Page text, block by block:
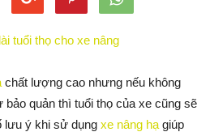
chất lượng cao nhưng nếu không
quản thì tuổi thọ của xe cũng sẽ
lưu ý khi sử dụng xe nâng hạ giúp